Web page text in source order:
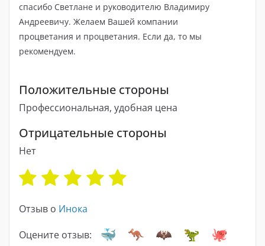
спасибо Светлане и руководителю Владимиру
Андреевичу. Желаем Вашей компании
процветания и процветания. Если да, то мы
рекомендуем.
Положительные стороны
Профессиональная, удобная цена
Отрицательные стороны
Нет
Отзыв о Инока
Оцените отзыв: